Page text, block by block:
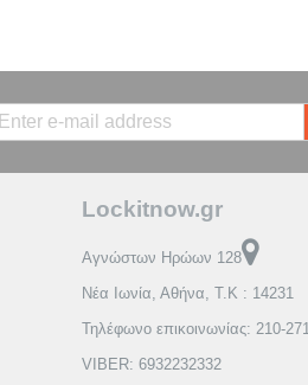
Lockitnow.gr
Αγνώστων Ηρώων 128
Νέα Ιωνία, Αθήνα, Τ.Κ : 14231
Τηλέφωνο επικοινωνίας: 210-
VIBER: 6932232332